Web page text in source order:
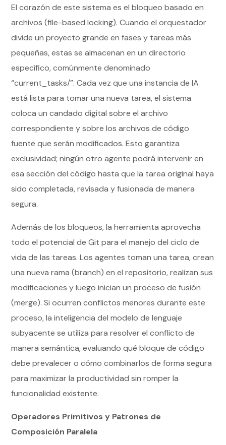
El corazón de este sistema es el bloqueo basado en
archivos (file-based locking). Cuando el orquestador
divide un proyecto grande en fases y tareas más
pequeñas, estas se almacenan en un directorio
específico, comúnmente denominado
“current_tasks/”. Cada vez que una instancia de IA
está lista para tomar una nueva tarea, el sistema
coloca un candado digital sobre el archivo
correspondiente y sobre los archivos de código
fuente que serán modificados. Esto garantiza
exclusividad; ningún otro agente podrá intervenir en
esa sección del código hasta que la tarea original haya
sido completada, revisada y fusionada de manera
segura.
Además de los bloqueos, la herramienta aprovecha
todo el potencial de Git para el manejo del ciclo de
vida de las tareas. Los agentes toman una tarea, crean
una nueva rama (branch) en el repositorio, realizan sus
modificaciones y luego inician un proceso de fusión
(merge). Si ocurren conflictos menores durante este
proceso, la inteligencia del modelo de lenguaje
subyacente se utiliza para resolver el conflicto de
manera semántica, evaluando qué bloque de código
debe prevalecer o cómo combinarlos de forma segura
para maximizar la productividad sin romper la
funcionalidad existente.
Operadores Primitivos y Patrones de
Composición Paralela